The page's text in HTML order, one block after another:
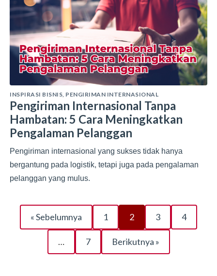
INSPIRASI BISNIS PENGIRIMAN INTERNASIONAL
Pengiriman Internasional Tanpa
Hambatan: 5 Cara Meningkatkan
Pengalaman Pelanggan
Pengiriman internasional yang sukses tidak hanya
bergantung pada logistik, tetapi juga pada pengalaman
pelanggan yang mulus.
« Sebelumnya 1 2 3 4
… 7 Berikutnya »